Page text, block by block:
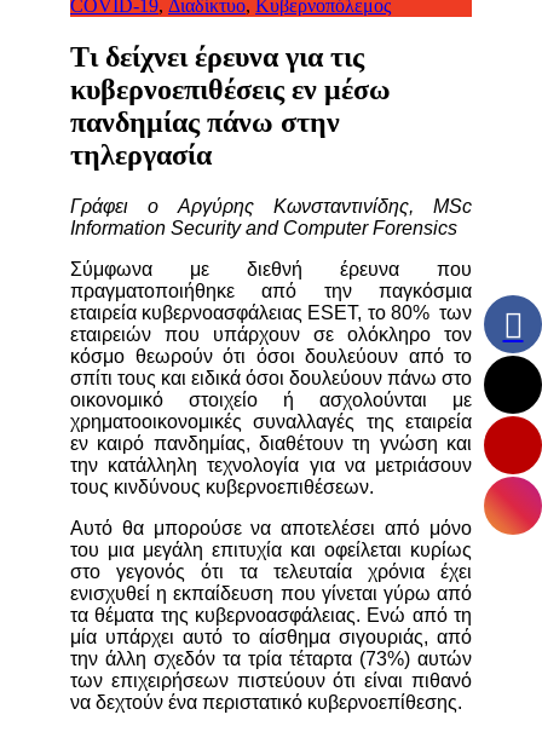
COVID-19, Διαδίκτυο, Κυβερνοπόλεμος
Τι δείχνει έρευνα για τις
κυβερνοεπιθέσεις εν μέσω
πανδημίας πάνω στην
τηλεργασία
Γράφει ο Αργύρης Κωνσταντινίδης, MSc
Information Security and Computer Forensics
Σύμφωνα με διεθνή έρευνα που
πραγματοποιήθηκε από την παγκόσμια
εταιρεία κυβερνοασφάλειας ESET, το 80% των
εταιρειών που υπάρχουν σε ολόκληρο τον
κόσμο θεωρούν ότι όσοι δουλεύουν από το
σπίτι τους και ειδικά όσοι δουλεύουν πάνω στο
οικονομικό στοιχείο ή ασχολούνται με
χρηματοοικονομικές συναλλαγές της εταιρεία
εν καιρό πανδημίας, διαθέτουν τη γνώση και
την κατάλληλη τεχνολογία για να μετριάσουν
τους κινδύνους κυβερνοεπιθέσεων.
Αυτό θα μπορούσε να αποτελέσει από μόνο
του μια μεγάλη επιτυχία και οφείλεται κυρίως
στο γεγονός ότι τα τελευταία χρόνια έχει
ενισχυθεί η εκπαίδευση που γίνεται γύρω από
τα θέματα της κυβερνοασφάλειας. Ενώ από τη
μία υπάρχει αυτό το αίσθημα σιγουριάς, από
την άλλη σχεδόν τα τρία τέταρτα (73%) αυτών
των επιχειρήσεων πιστεύουν ότι είναι πιθανό
να δεχτούν ένα περιστατικό κυβερνοεπίθεσης.